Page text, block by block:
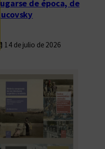
Fugarse de época, de
Rucovsky
14 de julio de 2026